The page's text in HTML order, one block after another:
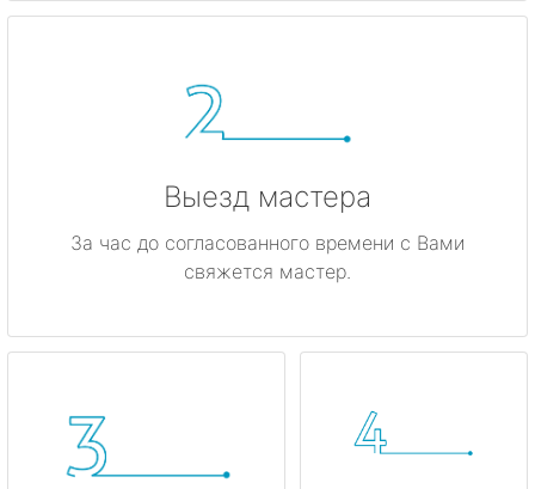
Выезд мастера
За час до согласованного времени с Вами
свяжется мастер.